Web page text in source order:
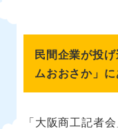
民間企業が投
ムおおさか」に
「大阪商工記者